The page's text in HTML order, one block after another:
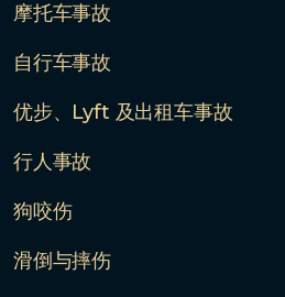
摩托车事故
自行车事故
优步、Lyft 及出租车事故
行人事故
狗咬伤
滑倒与摔伤